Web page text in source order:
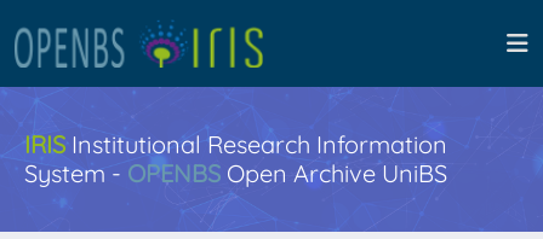
IRISInstitutional Research Information
System - OPENBS Open Archive UniBS